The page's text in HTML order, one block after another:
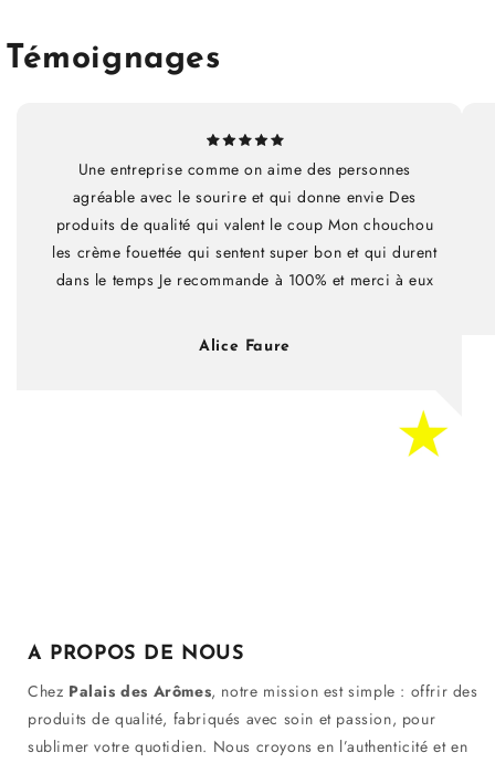
Témoignages
Une entreprise comme on aime des personnes
agréable avec le sourire et qui donne envie Des
produits de qualité qui valent le coup Mon chouchou
les crème fouettée qui sentent super bon et qui durent
dans le temps Je recommande à 100% et merci à eux
Alice Faure
A PROPOS DE NOUS
Chez Palais des Arômes, notre mission est simple : offrir des
produits de qualité, fabriqués avec soin et passion, pour
sublimer votre quotidien. Nous croyons en l’authenticité et en